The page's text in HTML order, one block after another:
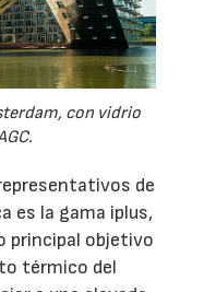
con vidrio
de
es la gama iplus,
principal objetivo
térmico del